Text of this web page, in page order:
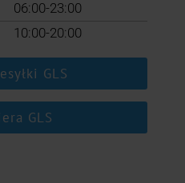
06:00-23:00
10:00-20:00
GLS
GLS